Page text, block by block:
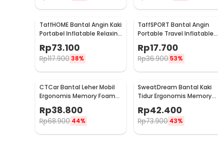
TaffHOME Bantal Angin Kaki
Portabel Inflatable Relaxing
Foot Rest - BSZ0020
Rp73.100
Rp117.900 38%
TaffSPORT Bantal Angin
Portable Travel Inflatable
Aeros Pillow - F8057
Rp17.700
Rp36.900 53%
CTCar Bantal Leher Mobil
Ergonomis Memory Foam
Car Headrest Pillow - CT5
Rp38.800
Rp68.900 44%
SweatDream Bantal Kaki
Tidur Ergonomis Memory
Foam Leg Sleeping Pillow -
ZT-09
Rp42.400
Rp73.900 43%